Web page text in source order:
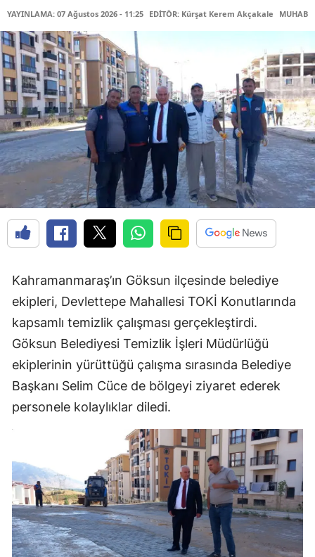
YAYINLAMA: 07 Ağustos 2026 - 11:25 EDİTÖR: Kürşat Kerem Akçakale
Kahramanmaraş’ın Göksun ilçesinde belediye
ekipleri, Devlettepe Mahallesi TOKİ Konutlarında
kapsamlı temizlik çalışması gerçekleştirdi.
Göksun Belediyesi Temizlik İşleri Müdürlüğü
ekiplerinin yürüttüğü çalışma sırasında Belediye
Başkanı Selim Cüce de bölgeyi ziyaret ederek
personele kolaylıklar diledi.